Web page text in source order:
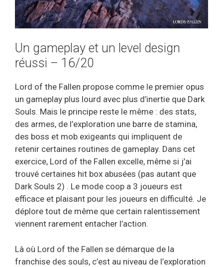
Un gameplay et un level design
réussi – 16/20
Lord of the Fallen propose comme le premier opus
un gameplay plus lourd avec plus d’inertie que Dark
Souls. Mais le principe reste le même : des stats,
des armes, de l’exploration une barre de stamina,
des boss et mob exigeants qui impliquent de
retenir certaines routines de gameplay. Dans cet
exercice, Lord of the Fallen excelle, même si j’ai
trouvé certaines hit box abusées (pas autant que
Dark Souls 2) . Le mode coop a 3 joueurs est
efficace et plaisant pour les joueurs en difficulté. Je
déplore tout de même que certain ralentissement
viennent rarement entacher l’action.
Là où Lord of the Fallen se démarque de la
franchise des souls, c’est au niveau de l’exploration